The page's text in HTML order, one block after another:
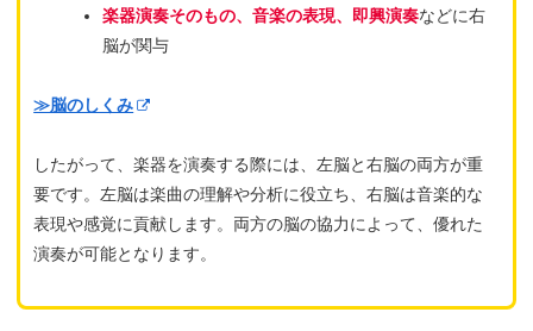
楽器演奏そのもの、 音楽の表現、 即興演奏などに右
脳が関与
≫脳のしくみ
したがって、楽器を演奏する際には、左脳と右脳の両方が重
要です。左脳は楽曲の理解や分析に役立ち、右脳は音楽的な
表現や感覚に貢献します。両方の脳の協力によって、優れた
演奏が可能となります。